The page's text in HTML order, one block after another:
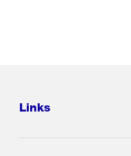
Links